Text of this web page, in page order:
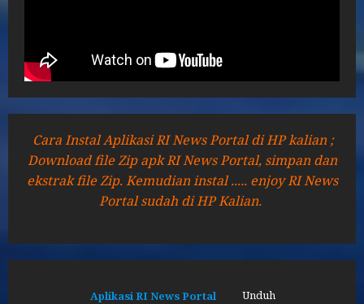
Cara Instal Aplikasi RI News Portal di HP kalian ;
Download file Zip apk RI News Portal, simpan dan
ekstrak file Zip. Kemudian instal ..... enjoy RI News
Portal sudah di HP Kalian.
Aplikasi RI News Portal Unduh